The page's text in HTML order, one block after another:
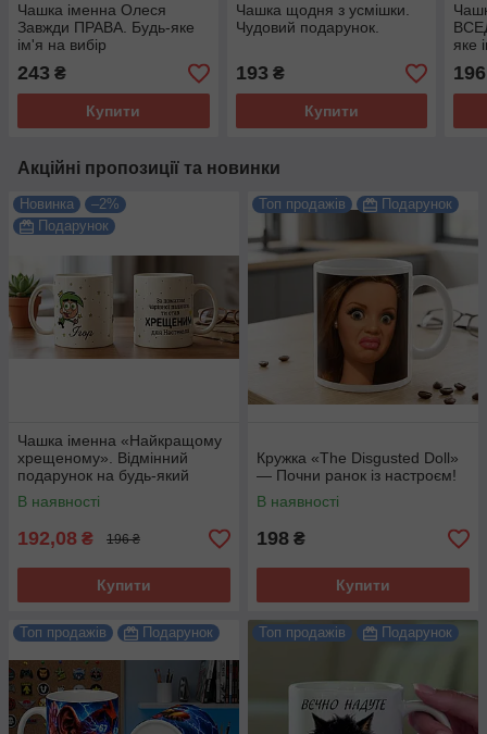
Чашка іменна Олеся
Завжди ПРАВА. Будь-яке
ім'я на вибір
243 ₴
Купити
Чашка щодня з усмішки.
Чудовий подарунок.
193 ₴
Купити
яке
196
Акційні пропозиції та новинки
Новинка
–2%
Подарунок
Чашка іменна «Найкращому
хрещеному». Відмінний
подарунок на будь-який
привід.
В наявності
192,08 ₴ 196 ₴
Купити
Топ продажів Подарунок
Кружка «The Disgusted Doll»
— Почни ранок із настроєм!
В наявності
198 ₴
Купити
Топ продажів Подарунок Топ продажів Подарунок